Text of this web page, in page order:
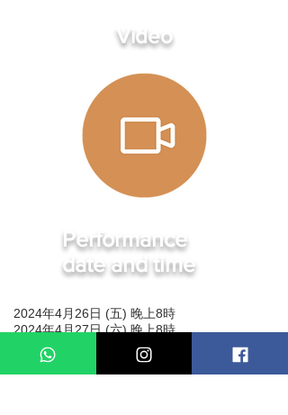
Video
Performance
date and time
2024年4月26日 (五) 晚上8時
2024年4月27日 (六) 晚上8時
2024年4月28日 (日) 晚上8時
April -31, 2025 (Tue & Thu) 8pm